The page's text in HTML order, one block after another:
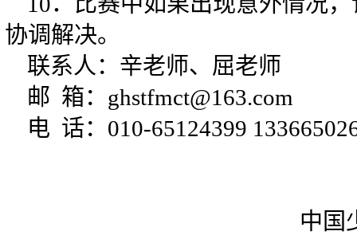
协调解决。
联系人：辛老师、屈老师
邮 箱：ghstfmct@163.com
电 话：010-65124399
中国